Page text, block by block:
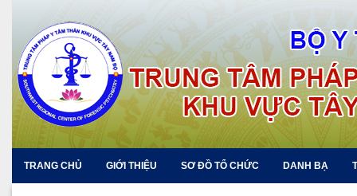
TRANG CHỦ GIỚI THIỆU SƠ ĐỒ TỔ CHỨC DANH BẠ